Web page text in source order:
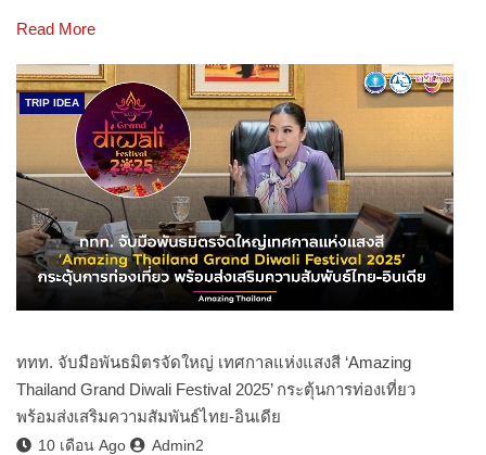
Read More
TRIP IDEA
ททท. จับมือพันธมิตรจัดใหญ่ เทศกาลแห่งแสงสี ‘Amazing
Thailand Grand Diwali Festival 2025’ กระตุ้นการท่องเที่ยว
พร้อมส่งเสริมความสัมพันธ์ไทย-อินเดีย
10 เดือน Ago
Admin2